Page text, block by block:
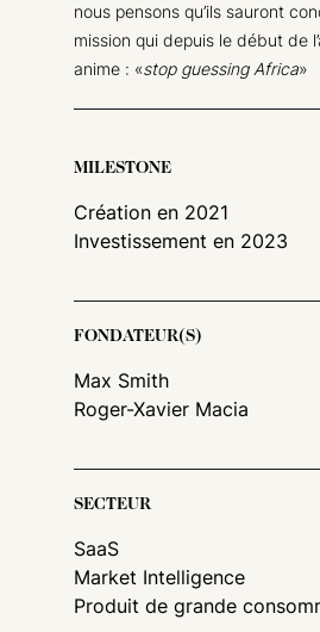
nous pensons qu’ils sauront
mission qui depuis le début de
anime : «stop guessing Africa»
MILESTONE
Création en 2021
Investissement en 2023
FONDATEUR(S)
Max Smith
Roger-Xavier Macia
SECTEUR
SaaS
Market Intelligence
Produit de grande